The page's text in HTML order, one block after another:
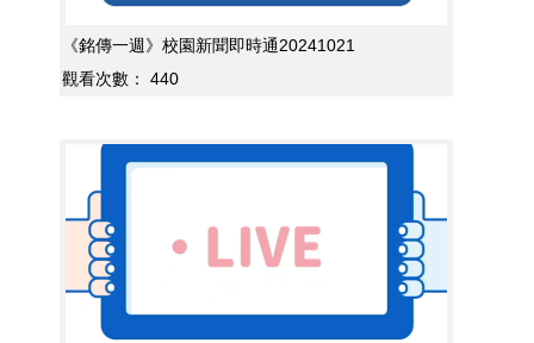
《銘傳一週》校園新聞即時通20241021
觀看次數：
440